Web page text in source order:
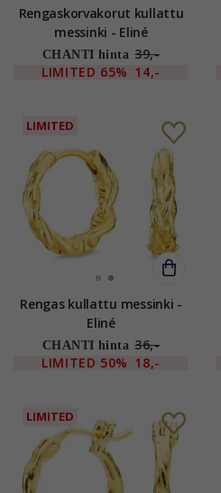
Rengaskorvakorut kullattu
messinki - Eliné
CHANTI hinta 39,-
LIMITED 65% 14,-
LIMITED
Rengas kullattu messinki -
Eliné
CHANTI hinta 36,-
LIMITED 50% 18,-
LIMITED